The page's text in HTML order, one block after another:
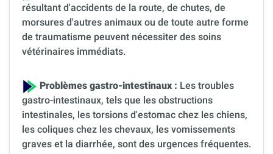
résultant d'accidents de la route, de chutes, de
morsures d'autres animaux ou de toute autre forme
de traumatisme peuvent nécessiter des soins
vétérinaires immédiats.
Problèmes gastro-intestinaux : Les troubles
gastro-intestinaux, tels que les obstructions
intestinales, les torsions d'estomac chez les chiens,
les coliques chez les chevaux, les vomissements
graves et la diarrhée, sont des urgences fréquentes.